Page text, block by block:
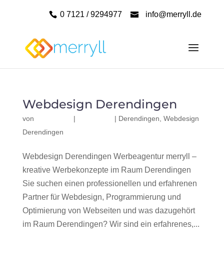
0 7121 / 9294977 info@merryll.de
Webdesign Derendingen
von | | Derendingen Webdesign
Derendingen
Webdesign Derendingen Werbeagentur merryll –
kreative Werbekonzepte im Raum Derendingen
Sie suchen einen professionellen und erfahrenen
Partner für Webdesign, Programmierung und
Optimierung von Webseiten und was dazugehört
im Raum Derendingen? Wir sind ein erfahrenes,...